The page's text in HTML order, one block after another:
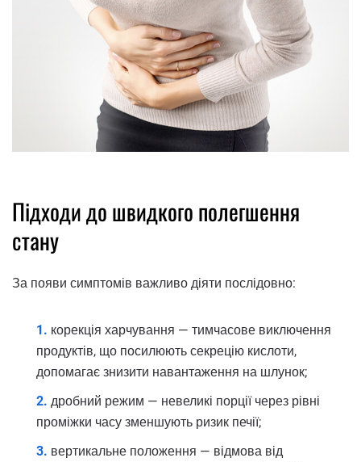
Підходи до швидкого полегшення
стану
За появи симптомів важливо діяти послідовно:
корекція харчування — тимчасове виключення
продуктів, що посилюють секрецію кислоти,
допомагає знизити навантаження на шлунок;
дробний режим — невеликі порції через рівні
проміжки часу зменшують ризик печії;
вертикальне положення — відмова від